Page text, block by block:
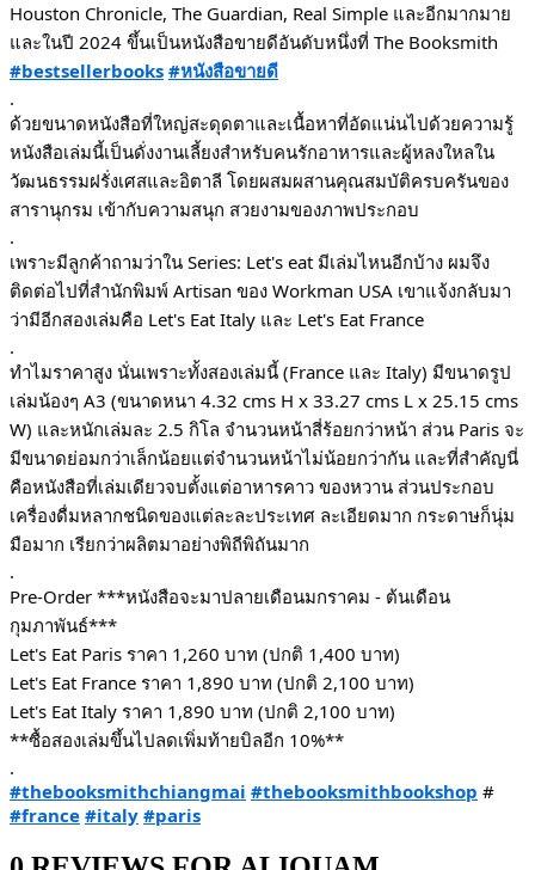
Houston Chronicle, The Guardian, Real Simple และอีกมากมาย
และในปี 2024 ขึ้นเป็นหนังสือขายดีอันดับหนึ่งที่ The Booksmith
#bestsellerbooks #หนังสือขายดี
.
ด้วยขนาดหนังสือที่ใหญ่สะดุดตาและเนื้อหาที่อัดแน่นไปด้วยความรู้
หนังสือเล่มนี้เป็นดั่งงานเลี้ยงสำหรับคนรักอาหารและผู้หลงใหลใน
วัฒนธรรมฝรั่งเศสและอิตาลี โดยผสมผสานคุณสมบัติครบครันของ
สารานุกรม เข้ากับความสนุก สวยงามของภาพประกอบ
.
เพราะมีลูกค้าถามว่าใน Series: Let's eat มีเล่มไหนอีกบ้าง ผมจึง
ติดต่อไปที่สำนักพิมพ์ Artisan ของ Workman USA เขาแจ้งกลับมา
ว่ามีอีกสองเล่มคือ Let's Eat Italy และ Let's Eat France
.
ทำไมราคาสูง นั่นเพราะทั้งสองเล่มนี้ (France และ Italy) มีขนาดรูป
เล่มน้องๆ A3 (ขนาดหนา 4.32 cms H x 33.27 cms L x 25.15 cms
W) และหนักเล่มละ 2.5 กิโล จำนวนหน้าสี่ร้อยกว่าหน้า ส่วน Paris จะ
มีขนาดย่อมกว่าเล็กน้อยแต่จำนวนหน้าไม่น้อยกว่ากัน และที่สำคัญนี่
คือหนังสือที่เล่มเดียวจบตั้งแต่อาหารคาว ของหวาน ส่วนประกอบ
เครื่องดื่มหลากชนิดของแต่ละละประเทศ ละเอียดมาก กระดาษก็นุ่ม
มือมาก เรียกว่าผลิตมาอย่างพิถีพิถันมาก
.
Pre-Order ***หนังสือจะมาปลายเดือนมกราคม - ต้นเดือน
กุมภาพันธ์***
Let's Eat Paris ราคา 1,260 บาท (ปกติ 1,400 บาท)
Let's Eat France ราคา 1,890 บาท (ปกติ 2,100 บาท)
Let's Eat Italy ราคา 1,890 บาท (ปกติ 2,100 บาท)
**ซื้อสองเล่มขึ้นไปลดเพิ่มท้ายบิลอีก 10%**
.
#thebooksmithchiangmai #thebooksmithbookshop #
#france #italy #paris